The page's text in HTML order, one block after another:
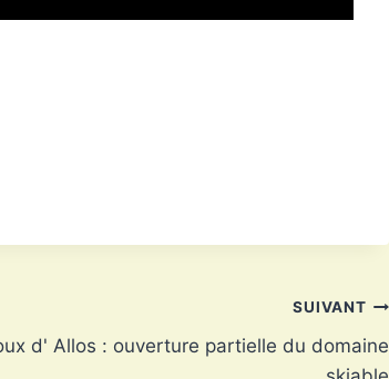
SUIVANT
d' Allos : ouverture partielle du domaine